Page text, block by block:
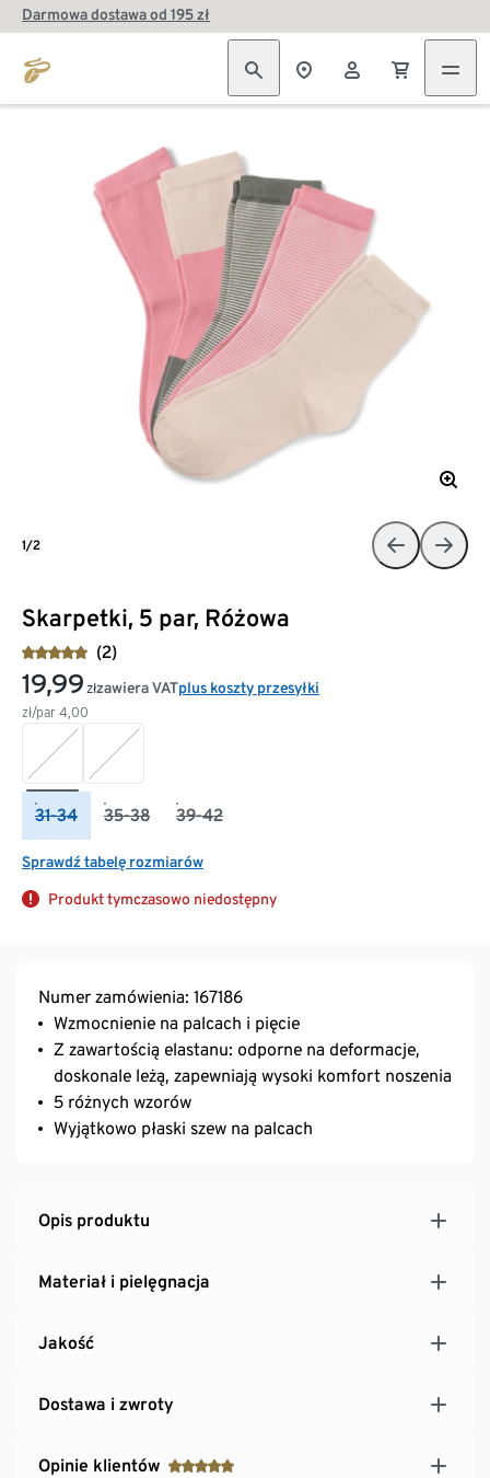
Darmowa dostawa od 195 zł
Skarpetki, 5 par, Różowa
(2)
19,99 zł
zł/par 4,00
zawiera VATplus koszty przesyłki
31-34 35-38 39-42
Sprawdź tabelę rozmiarów
Produkt tymczasowo niedostępny
1/2
Numer zamówienia: 167186
Wzmocnienie na palcach i pięcie
Z zawartością elastanu: odporne na deformacje,
doskonale leżą, zapewniają wysoki komfort noszenia
5 różnych wzorów
Wyjątkowo płaski szew na palcach
Opis produktu
Materiał i pielęgnacja
Jakość
Dostawa i zwroty
Opinie klientów